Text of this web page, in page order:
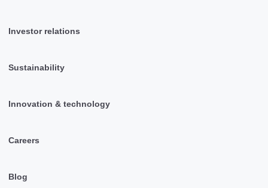
Investor relations
Sustainability
Innovation & technology
Careers
Blog